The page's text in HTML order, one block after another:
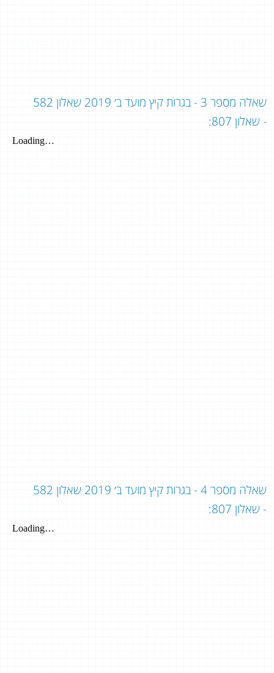
שאלה מספר 3 - בגרות קיץ מועד ב׳ 2019 שאלון 582
- שאלון 807:
שאלה מספר 4 - בגרות קיץ מועד ב׳ 2019 שאלון 582
- שאלון 807: